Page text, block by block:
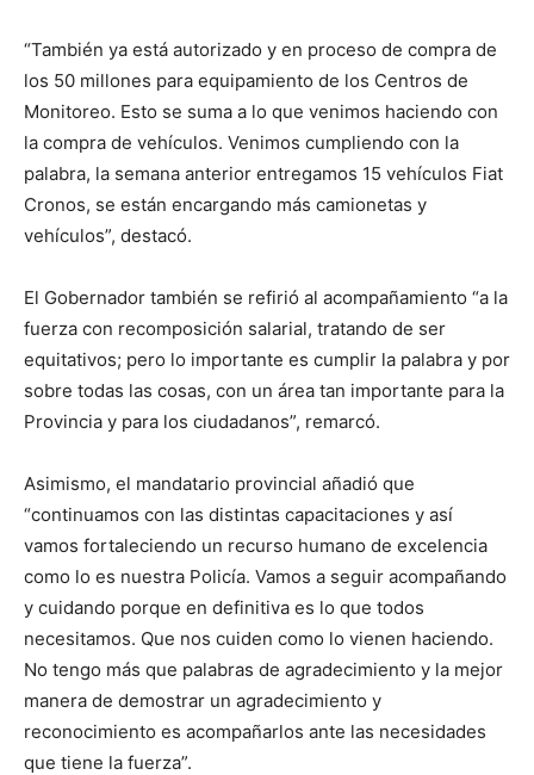
“También ya está autorizado y en proceso de compra de
los 50 millones para equipamiento de los Centros de
Monitoreo. Esto se suma a lo que venimos haciendo con
la compra de vehículos. Venimos cumpliendo con la
palabra, la semana anterior entregamos 15 vehículos Fiat
Cronos, se están encargando más camionetas y
vehículos”, destacó.
El Gobernador también se refirió al acompañamiento “a la
fuerza con recomposición salarial, tratando de ser
equitativos; pero lo importante es cumplir la palabra y por
sobre todas las cosas, con un área tan importante para la
Provincia y para los ciudadanos”, remarcó.
Asimismo, el mandatario provincial añadió que
“continuamos con las distintas capacitaciones y así
vamos fortaleciendo un recurso humano de excelencia
como lo es nuestra Policía. Vamos a seguir acompañando
y cuidando porque en definitiva es lo que todos
necesitamos. Que nos cuiden como lo vienen haciendo.
No tengo más que palabras de agradecimiento y la mejor
manera de demostrar un agradecimiento y
reconocimiento es acompañarlos ante las necesidades
que tiene la fuerza”.